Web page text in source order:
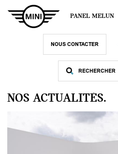
contenu
PANEL MELUN
NOUS CONTACTER
NOS ACTUALITÉS.